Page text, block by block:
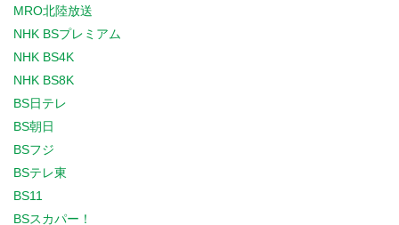
MRO北陸放送
NHK BSプレミアム
NHK BS4K
NHK BS8K
BS日テレ
BS朝日
BSフジ
BSテレ東
BS11
BSスカパー！